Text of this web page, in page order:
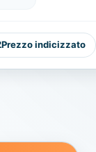
Prezzo indicizzato